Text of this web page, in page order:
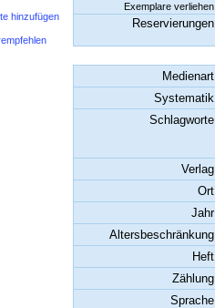
hinzufügen
Exemplare verliehen
Reservierungen
Medienart
Systematik
Schlagworte
Verlag
Ort
Jahr
Altersbeschränkung
Heft
Zählung
Sprache